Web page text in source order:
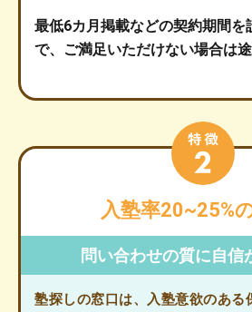
最低6カ月掲載などの契約期間を
で、ご満足いただけない場合は途
入塾率20~25%
問い合わせの質に自信
塾探しの窓口は、入塾意欲のある